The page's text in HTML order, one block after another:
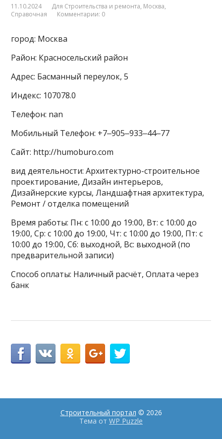
11.10.2024 Для Строительства и ремонта, Москва,
Справочная
Комментарии: 0
город: Москва
Район: Красносельский район
Адрес: Басманный переулок, 5
Индекс: 107078.0
Телефон: nan
Мобильный Телефон: +7‒905‒933‒44‒77
Сайт: http://humoburo.com
вид деятельности: Архитектурно-строительное
проектирование, Дизайн интерьеров,
Дизайнерские курсы, Ландшафтная архитектура,
Ремонт / отделка помещений
Время работы: Пн: с 10:00 до 19:00, Вт: с 10:00 до
19:00, Ср: с 10:00 до 19:00, Чт: с 10:00 до 19:00, Пт: с
10:00 до 19:00, Сб: выходной, Вс: выходной (по
предварительной записи)
Способ оплаты: Наличный расчёт, Оплата через
банк
Строительный портал © 2026
Тема от WP Puzzle